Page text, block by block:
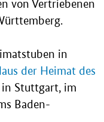
von Vertriebenen
in
der Heimat des
in Stuttgart, im
Baden-